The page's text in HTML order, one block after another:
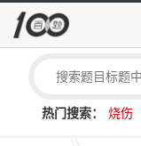
热门搜索： 烧伤